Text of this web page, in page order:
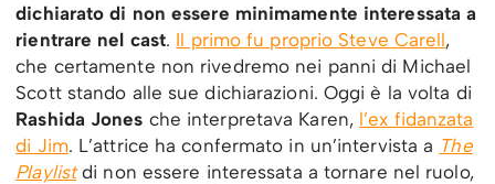
dichiarato di non essere minimamente interessata a
rientrare nel cast. Il primo fu proprio Steve Carell,
che certamente non rivedremo nei panni di Michael
Scott stando alle sue dichiarazioni. Oggi è la volta di
Rashida Jones che interpretava Karen, l’ex fidanzata
di Jim. L’attrice ha confermato in un’intervista a The
Playlistdi non essere interessata a tornare nel ruolo,